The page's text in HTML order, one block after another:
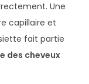
Une
capillaire et
fait partie
des cheveux